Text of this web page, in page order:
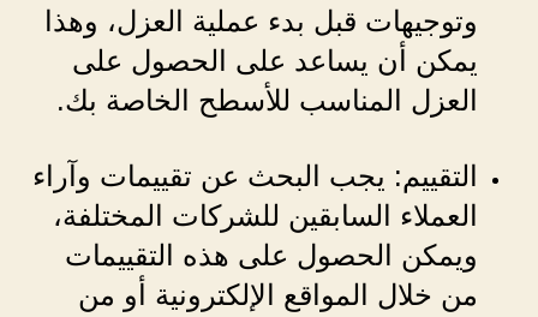
وتوجيهات قبل بدء عملية العزل، وهذا
يمكن أن يساعد على الحصول على
العزل المناسب للأسطح الخاصة بك.
التقييم: يجب البحث عن تقييمات وآراء
العملاء السابقين للشركات المختلفة،
ويمكن الحصول على هذه التقييمات
من خلال المواقع الإلكترونية أو من